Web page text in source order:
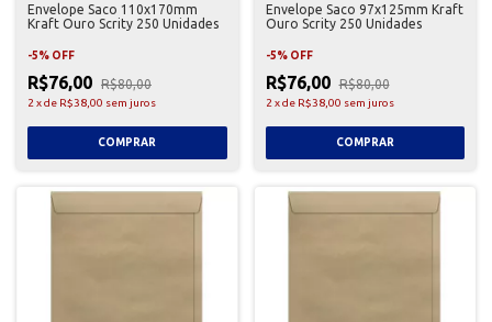
Envelope Saco 110x170mm
Kraft Ouro Scrity 250 Unidades
-5% OFF
R$76,00 R$80,00
2 xde R$38,00 sem juros
Envelope Saco 97x125mm Kraft
Ouro Scrity 250 Unidades
-5% OFF
R$76,00 R$80,00
2 xde R$38,00 sem juros